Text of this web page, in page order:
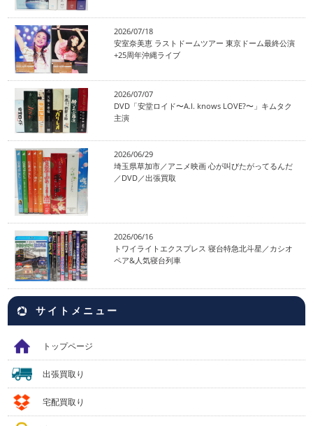
2026/07/18
安室奈美恵 ラストドームツアー 東京ドーム最終公演
+25周年沖縄ライブ
2026/07/07
DVD「安堂ロイド〜A.I. knows LOVE?〜」キムタク
主演
2026/06/29
埼玉県草加市／アニメ映画 心が叫びたがってるんだ
／DVD／出張買取
2026/06/16
トワイライトエクスプレス 寝台特急北斗星／カシオ
ペア&人気寝台列車
サイトメニュー
トップページ
出張買取り
宅配買取り